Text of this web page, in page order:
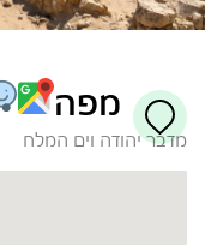
מפה
מדבר יהודה וים המלח